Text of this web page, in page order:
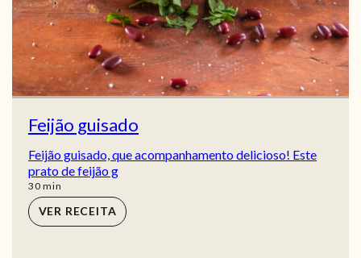
Feijão guisado
Feijão guisado, que acompanhamento delicioso! Este
prato de feijão g
30min
min
VER RECEITA